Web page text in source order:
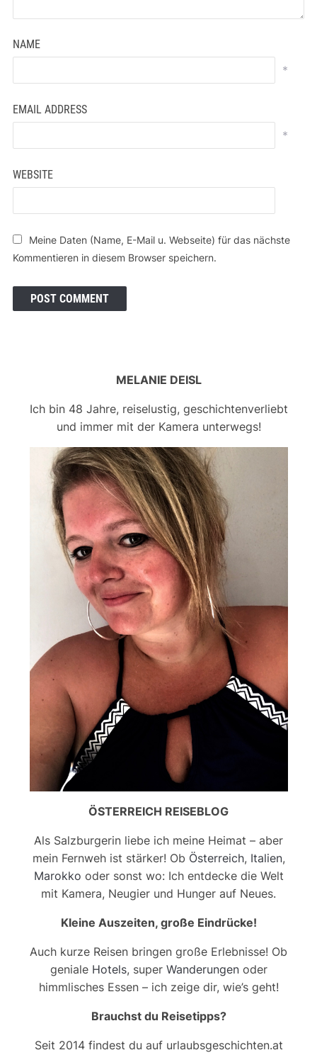
NAME
*
EMAIL ADDRESS
*
WEBSITE
Meine Daten (Name, E-Mail u. Webseite) für das nächste
Kommentieren in diesem Browser speichern.
MELANIE DEISL
Ich bin 48 Jahre, reiselustig, geschichtenverliebt
und immer mit der Kamera unterwegs!
ÖSTERREICH REISEBLOG
Als Salzburgerin liebe ich meine Heimat – aber
mein Fernweh ist stärker! Ob Österreich, Italien,
Marokko oder sonst wo: Ich entdecke die Welt
mit Kamera, Neugier und Hunger auf Neues.
Kleine Auszeiten, große Eindrücke!
Auch kurze Reisen bringen große Erlebnisse! Ob
geniale Hotels, super Wanderungenoder
himmlisches Essen – ich zeige dir, wie’s geht!
Brauchst du Reisetipps?
Seit 2014 findest du auf urlaubsgeschichten.at